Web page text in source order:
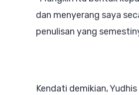
dan menyerang saya
penulisan yang
Kendati demikian,